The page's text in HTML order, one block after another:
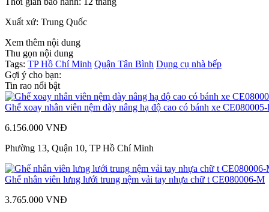
Xuất xứ: Trung Quốc
Xem thêm nội dung
Thu gọn nội dung
Tags: TP Hồ Chí Minh Quận Tân Bình Dụng cụ nhà bếp
Gợi ý cho bạn:
Tin rao nổi bật
Ghế xoay nhân viên nệm dày nâng hạ độ cao có bánh xe CE080005-
6.156.000 VNĐ
Phường 13, Quận 10, TP Hồ Chí Minh
Ghế nhân viên lưng lưới trung nệm vải tay nhựa chữ t CE080006-M
3.765.000 VNĐ